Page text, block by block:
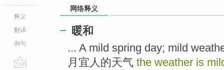
释义
翻译
例句
网络释义
暖和
... A mild spring day; mild
月宜人的天气 the weather is